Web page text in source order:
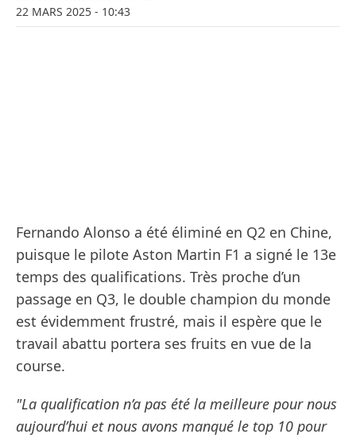
22 MARS 2025 - 10:43
Fernando Alonso a été éliminé en Q2 en Chine,
puisque le pilote Aston Martin F1 a signé le 13e
temps des qualifications. Très proche d’un
passage en Q3, le double champion du monde
est évidemment frustré, mais il espère que le
travail abattu portera ses fruits en vue de la
course.
"La qualification n’a pas été la meilleure pour nous
aujourd’hui et nous avons manqué le top 10 pour